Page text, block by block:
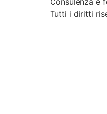
Consulenza e
Tutti i diritti